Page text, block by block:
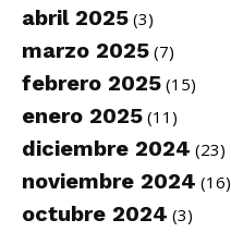
abril 2025 (3)
marzo 2025 (7)
febrero 2025 (15)
enero 2025 (11)
diciembre 2024 (23)
noviembre 2024 (16)
octubre 2024 (3)